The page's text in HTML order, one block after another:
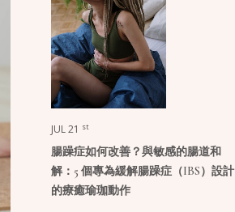
JUL 21 st
腸躁症如何改善？與敏感的腸道和
解：5 個專為緩解腸躁症（IBS）設計
的療癒瑜珈動作